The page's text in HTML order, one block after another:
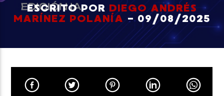
TÍTULO
ESCRITO POR DIEGO ANDRÉS
MARÍNEZ POLANÍA - 09/08/2025